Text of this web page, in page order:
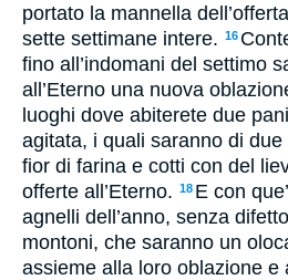
portato la mannella
sette settimane intere. 16
fino all’indomani del settimo
all’Eterno una nuova
luoghi dove abiterete due
agitata, i quali saranno di
fior di farina e cotti con del
offerte all’Eterno. 18 E con
agnelli dell’anno, senza
montoni, che saranno un
assieme alla loro oblazione e